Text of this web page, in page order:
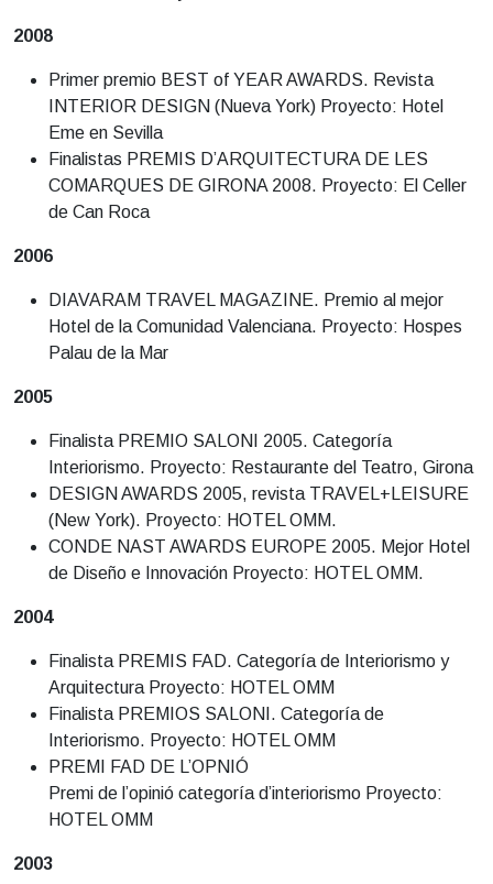
2008
Primer premio BEST of YEAR AWARDS. Revista
INTERIOR DESIGN (Nueva York) Proyecto: Hotel
Eme en Sevilla
Finalistas PREMIS D’ARQUITECTURA DE LES
COMARQUES DE GIRONA 2008. Proyecto: El Celler
de Can Roca
2006
DIAVARAM TRAVEL MAGAZINE. Premio al mejor
Hotel de la Comunidad Valenciana. Proyecto: Hospes
Palau de la Mar
2005
Finalista PREMIO SALONI 2005. Categoría
Interiorismo. Proyecto: Restaurante del Teatro, Girona
DESIGN AWARDS 2005, revista TRAVEL+LEISURE
(New York). Proyecto: HOTEL OMM.
CONDE NAST AWARDS EUROPE 2005. Mejor Hotel
de Diseño e Innovación Proyecto: HOTEL OMM.
2004
Finalista PREMIS FAD. Categoría de Interiorismo y
Arquitectura Proyecto: HOTEL OMM
Finalista PREMIOS SALONI. Categoría de
Interiorismo. Proyecto: HOTEL OMM
PREMI FAD DE L’OPNIÓ
Premi de l’opinió categoría d’interiorismo Proyecto:
HOTEL OMM
2003